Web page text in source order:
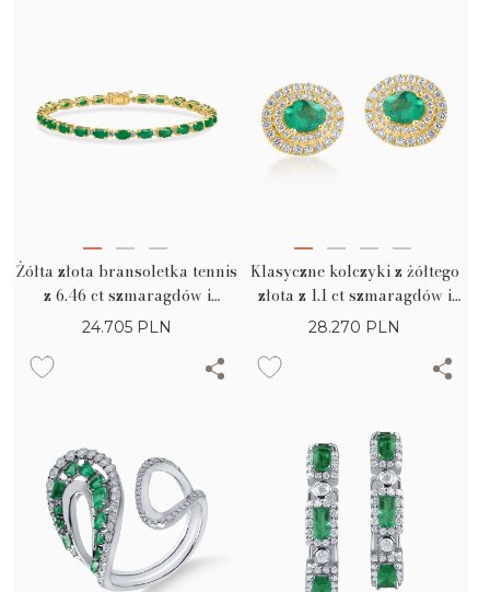
Żółta złota bransoletka tennis
z 6.46 ct szmaragdów i
przejrzystych diamentów
24.705 PLN
Klasyczne kolczyki z żółtego
złota z 1.1 ct szmaragdów i
przejrzystych diamentów
28.270 PLN